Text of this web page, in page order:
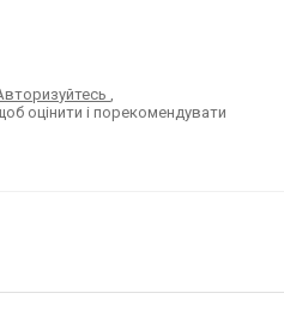
,
оцінити і порекомендувати